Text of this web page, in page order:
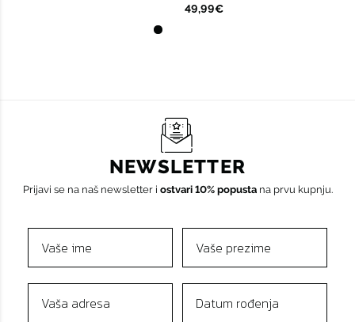
49,99€
NEWSLETTER
Prijavi se na naš newsletter i ostvari 10% popustana prvu kupnju.